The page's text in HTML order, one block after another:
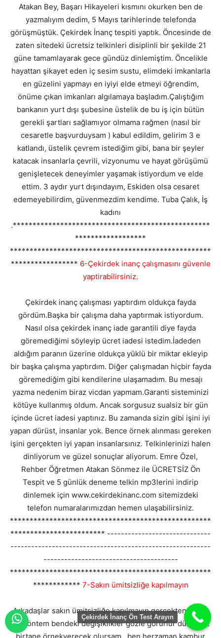
Atakan Bey, Başarı Hikayeleri kısmını okurken ben de
yazmalıyım dedim, 5 Mayıs tarihlerinde telefonda
görüşmüştük. Çekirdek İnanç tespiti yaptık. Öncesinde de
zaten sitedeki ücretsiz telkinleri disiplinli bir şekilde 21
güne tamamlayarak gece gündüz dinlemiştim. Öncelikle
hayattan şikayet eden iç sesim sustu, elimdeki imkanlarla
en güzelini yapmayı en iyiyi elde etmeyi öğrendim,
önüme çıkan imkanları algılamaya başladım.Çalıştığım
bankanın yurt dışı şubesine üstelik de bu iş için bütün
gerekli şartları sağlamıyor olmama rağmen (nasıl bir
cesaretle başvurduysam ) kabul edildim, gelirim 3 e
katlandı, üstelik çevrem istediğim gibi, bana bir şeyler
katacak insanlarla çevrili, vizyonumu ve hayat görüşümü
genişletecek deneyimler yaşamak istiyordum ve elde
ettim. 3 aydır yurt dışındayım, Eskiden olsa cesaret
edemeyebilirdim, güvenmezdim kendime. Tuba Çalık, İş
kadını
.**************************************************
******************
***************************************************
***************** 6-Çekirdek inanç çalışmasını güvenle
yaptirabilirsiniz.
Çekirdek inanç çalışması yaptırdım oldukça fayda
gördüm.Başka bir çalışma daha yaptırmak istiyordum.
Nasıl olsa çekirdek inanç iade garantili diye fayda
göremediğimi söyleyip ücret iadesi istedim.İadeden
aldığım paranın üzerine oldukça yüklü bir miktar ekleyip
bir başka çalışma yaptırdım. Diğer çalışmadan hiçbir fayda
göremediğim gibi kendilerine ulaşamadım. Bu mesajı
yazma nedenim biraz vicdan yapmam.Garanti sisteminizi
kötüye kullanmış oldum. Ancak sorgusuz sualsiz bir gün
içinde ücret iadesi yaptınız. Bu zamanda sizin gibi işini iyi
yapan dürüst, insanlar yok. Bence örnek alınması gereken
işini gerçekten iyi yapan insanlarsınız. Telkinlerinizi halen
dinliyorum ve güzel sonuçlar aliyorum. Emre Özel,
Rehber Öğretmen Atakan Sönmez ile ÜCRETSİZ Ön
Tespit ve 5 günlük deneme telkin mp3lerini indirip
dinlemek için www.cekirdekinanc.com sitemizdeki
telefon numaralarımızdan hemen ulaşabilirsiniz.
***************************************************
************************ ------------------------------
----------------------------------------------------------
---------------------------------------
***************************************************
************ 7-Sakın ümitsizliğe kapılmayın
Arkadaşlar sakın ümitsizliğe kapılmayın gerçekten süper
bir yöntem bendeki değişiklikler gözle görürlür düzeyde.
Çekirdek İnanç Ön Test Arayın